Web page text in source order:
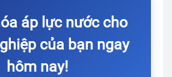
áp lực nước cho
của bạn ngay
hôm nay!